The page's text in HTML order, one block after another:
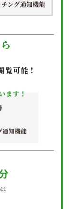
チング通知機能
覧可能！